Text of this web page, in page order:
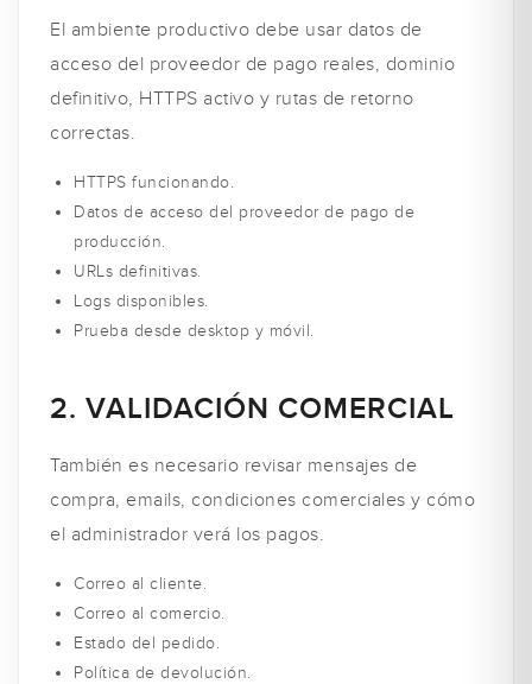
El ambiente productivo debe usar datos de
acceso del proveedor de pago reales, dominio
definitivo, HTTPS activo y rutas de retorno
correctas.
HTTPS funcionando.
Datos de acceso del proveedor de pago de
producción.
URLs definitivas.
Logs disponibles.
Prueba desde desktop y móvil.
2. VALIDACIÓN COMERCIAL
También es necesario revisar mensajes de
compra, emails, condiciones comerciales y cómo
el administrador verá los pagos.
Correo al cliente.
Correo al comercio.
Estado del pedido.
Política de devolución.